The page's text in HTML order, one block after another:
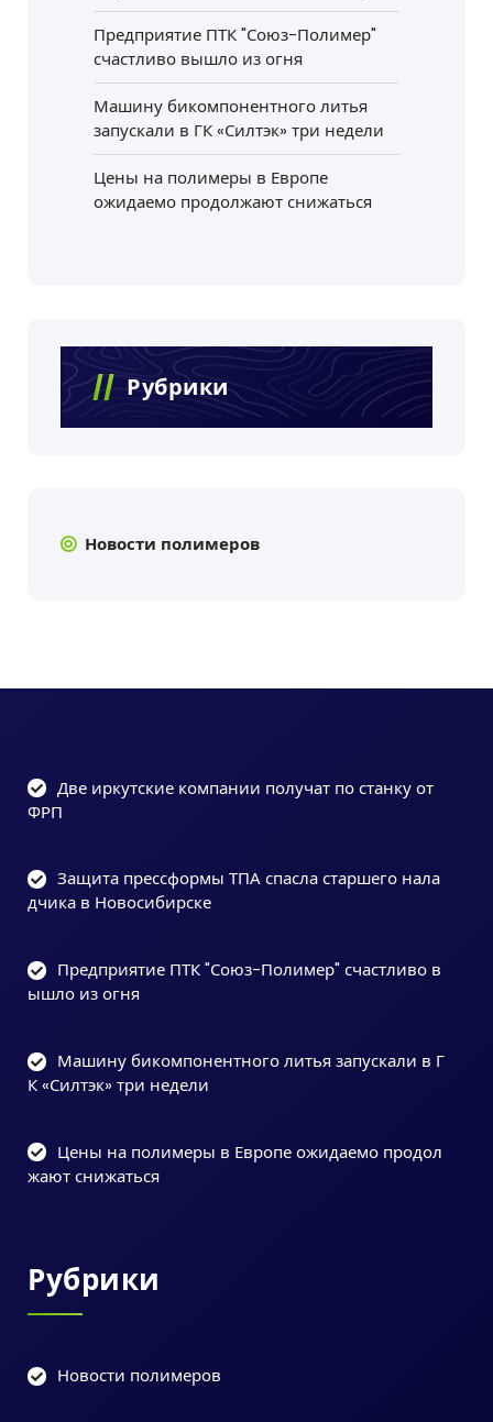
Предприятие ПТК "Союз-Полимер"
счастливо вышло из огня
Машину бикомпонентного литья
запускали в ГК «Силтэк» три недели
Цены на полимеры в Европе
ожидаемо продолжают снижаться
Рубрики
Новости полимеров
Две иркутские компании получат по станку от
ФРП
Защита прессформы ТПА спасла старшего нала
дчика в Новосибирске
Предприятие ПТК "Союз-Полимер" счастливо в
ышло из огня
Машину бикомпонентного литья запускали в Г
К «Силтэк» три недели
Цены на полимеры в Европе ожидаемо продол
жают снижаться
Рубрики
Новости полимеров